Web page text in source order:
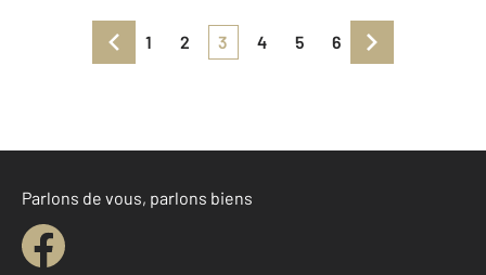
1 2 3 4 5 6
Parlons de vous, parlons biens